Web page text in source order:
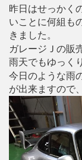
昨日はせっかく
いことに何組も
きました。
ガレージＪの販
雨天でもゆっく
今日のような雨
が出来ますので